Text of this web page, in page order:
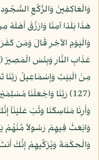
هَذَا بَلَدًا آمِنًا وَارْزُقْ
وَالْيَوْمِ الآخِرِ قَالَ وَمَن
مِنَ الْبَيْتِ وَإِسْمَاعِيلُ رَبَّنَا
(127) رَبَّنَا وَاجْعَلْنَا
وَابْعَثْ فِيهِمْ رَسُولاً مِّنْهُمْ
وَالْحِكْمَةَ وَيُزَكِّيهِمْ إِنَّكَ أَنتَ